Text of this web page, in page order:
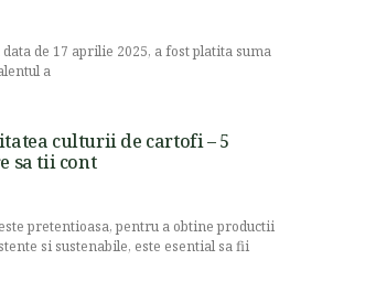
de 17 aprilie 2025, a fost platita suma
a
culturii de cartofi – 5
sa tii cont
pretentioasa, pentru a obtine productii
si sustenabile, este esential sa fii